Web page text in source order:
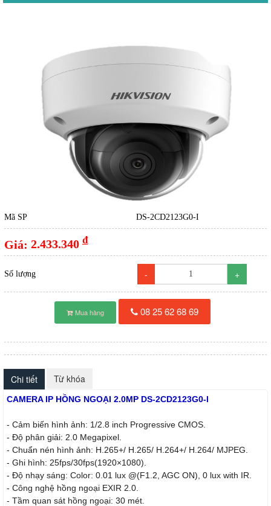
Mã SP DS-2CD2123G0-I
Giá: 2.433.340 đ
Số lượng - +
Mua hàng 08 25 62 68 69
Chi tiết Từ khóa
CAMERA IP HỒNG NGOẠI 2.0MP DS-2CD2123G0-I
- Cảm biến hình ảnh: 1/2.8 inch Progressive CMOS.
- Độ phân giải: 2.0 Megapixel.
- Chuẩn nén hình ảnh: H.265+/ H.265/ H.264+/ H.264/ MJPEG.
- Ghi hình: 25fps/30fps(1920×1080).
- Độ nhạy sáng: Color: 0.01 lux @(F1.2, AGC ON), 0 lux with IR.
- Công nghệ hồng ngoại EXIR 2.0.
- Tầm quan sát hồng ngoại: 30 mét.